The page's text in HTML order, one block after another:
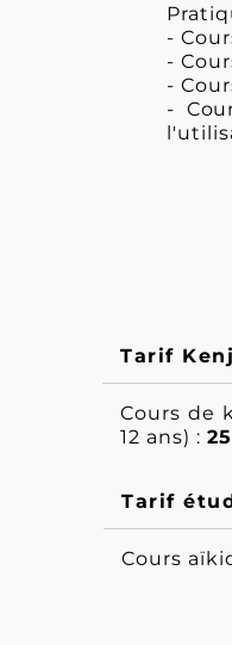
-
-
-
-
Tarif
Cours de
12 ans) :
Tarif
Cours